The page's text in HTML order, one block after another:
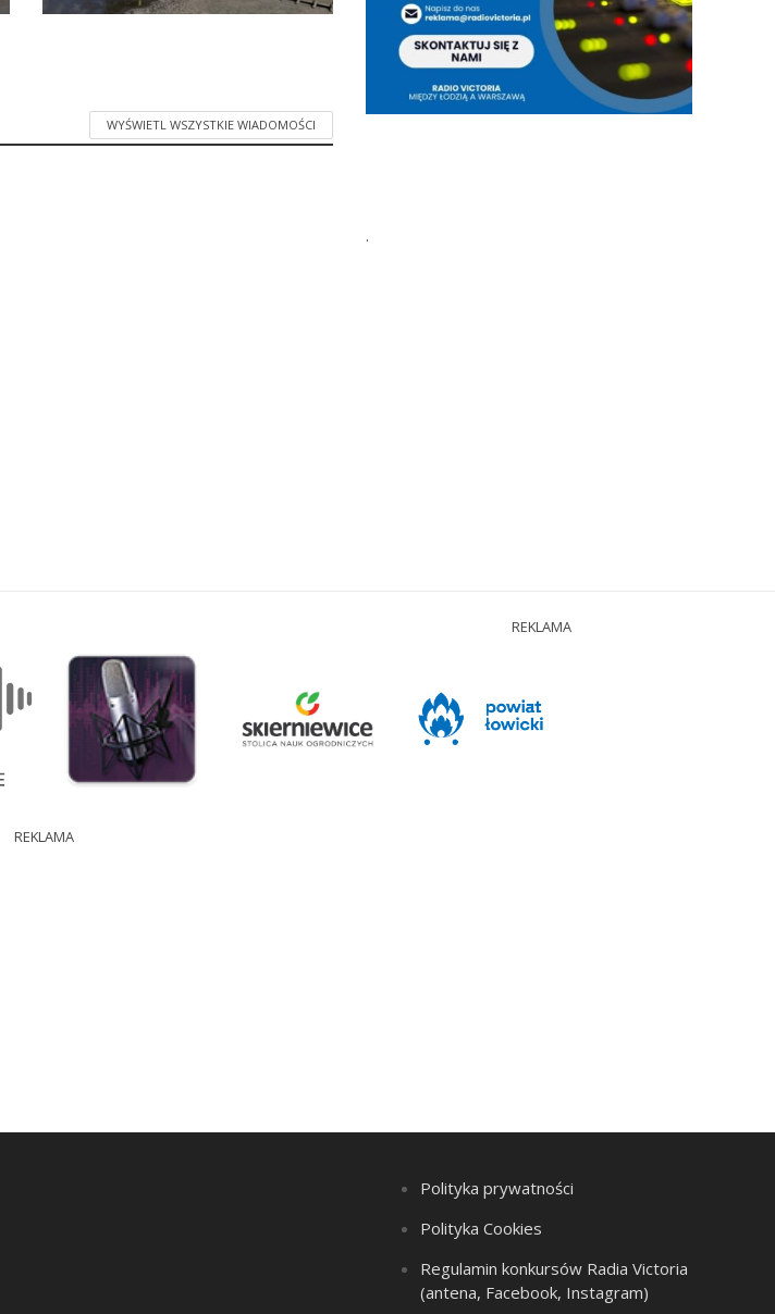
WYŚWIETL WSZYSTKIE WIADOMOŚCI
.
REKLAMA
REKLAMA
Polityka prywatności
Polityka Cookies
Regulamin konkursów Radia Victoria
(antena, Facebook, Instagram)